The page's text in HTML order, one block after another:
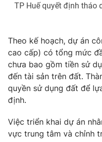
TP Huế quyết định tháo
Theo kế hoạch, dự án
cao cấp) có tổng mức
chưa bao gồm tiền sử
đến tài sản trên đất.
quyền sử dụng đất để
định.
Việc triển khai dự án
vực trung tâm và chỉnh